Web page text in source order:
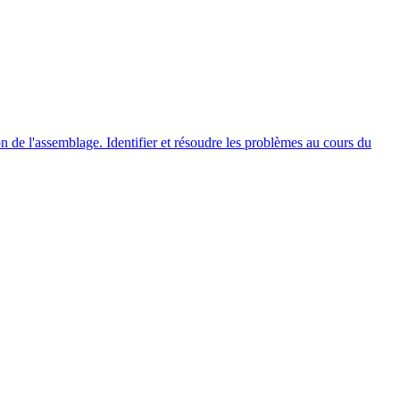
l'assemblage. Identifier et résoudre les problèmes au cours du